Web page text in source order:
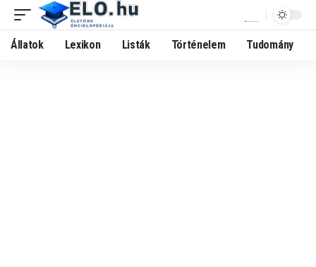
Állatok Lexikon Listák Történelem Tudomány